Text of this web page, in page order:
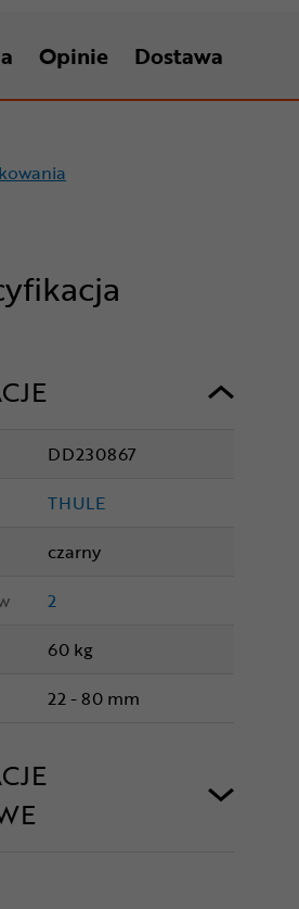
Opinie Dostawa
DD230867
THULE
czarny
2
60 kg
22 - 80 mm